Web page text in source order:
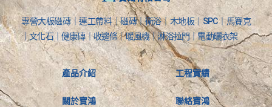
專營大板磁磚｜連工帶料｜磁磚｜衛浴｜木地板｜SPC｜馬賽克
｜文化石｜健康磚｜收邊條｜暖風機｜淋浴拉門｜電動曬衣架
產品介紹
關於寶鴻
工程實績
聯絡寶鴻